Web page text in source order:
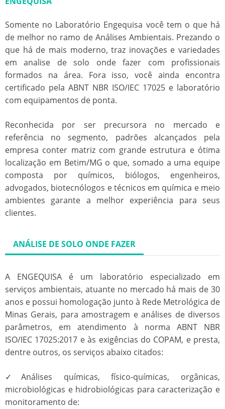
Somente no Laboratório Engequisa você tem o que há
de melhor no ramo de Análises Ambientais. Prezando o
que há de mais moderno, traz inovações e variedades
emanalise de solo onde fazer com profissionais
formados na área. Fora isso, você ainda encontra
certificado pela ABNT NBR ISO/IEC 17025 e laboratório
com equipamentos de ponta.
Reconhecida por ser precursora no mercado e
referência no segmento, padrões alcançados pela
empresa conter matriz com grande estrutura e ótima
localização em Betim/MG o que, somado a uma equipe
composta por químicos, biólogos, engenheiros,
advogados, biotecnólogos e técnicos em química e meio
ambientes garante a melhor experiência para seus
clientes.
ANÁLISE DE SOLO ONDE FAZER
A ENGEQUISA é um laboratório especializado em
serviços ambientais, atuante no mercado há mais de 30
anos e possui homologação junto à Rede Metrológica de
Minas Gerais, para amostragem e análises de diversos
parâmetros, em atendimento à norma ABNT NBR
ISO/IEC 17025:2017 e às exigências do COPAM, e presta,
dentre outros, os serviços abaixo citados:
✓Análises químicas, físico-químicas, orgânicas,
microbiológicas e hidrobiológicas para caracterização e
monitoramento de: